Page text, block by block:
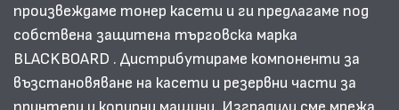
произвеждаме тонер касети и ги предлагаме под
собствена защитена търговска марка
BLACKBOARD . Дистрибутираме компоненти за
възстановяване на касети и резервни части за